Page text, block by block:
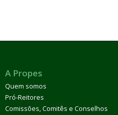
A Propes
Quem somos
Pró-Reitores
Comissões, Comitês e Conselhos